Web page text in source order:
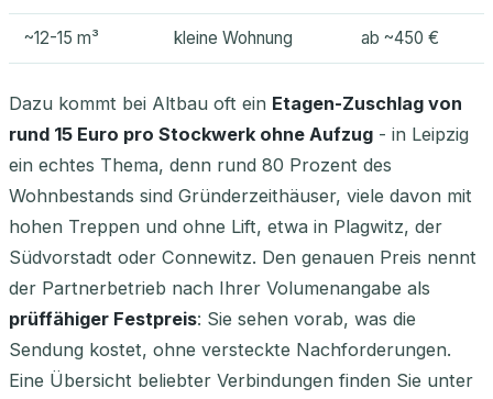
~12-15 m³ kleine Wohnung ab ~450 €
Dazu kommt bei Altbau oft ein Etagen-Zuschlag von
rund 15 Euro pro Stockwerk ohne Aufzug - in Leipzig
ein echtes Thema, denn rund 80 Prozent des
Wohnbestands sind Gründerzeithäuser, viele davon mit
hohen Treppen und ohne Lift, etwa in Plagwitz, der
Südvorstadt oder Connewitz. Den genauen Preis nennt
der Partnerbetrieb nach Ihrer Volumenangabe als
prüffähiger Festpreis: Sie sehen vorab, was die
Sendung kostet, ohne versteckte Nachforderungen.
Eine Übersicht beliebter Verbindungen finden Sie unter